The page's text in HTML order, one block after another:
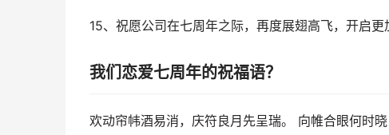
15、祝愿公司在七周年之际，再度展翅高飞，开启更
我们恋爱七周年的祝福语？
欢动帘帏酒易消，庆符良月先呈瑞。 向帷合眼何时